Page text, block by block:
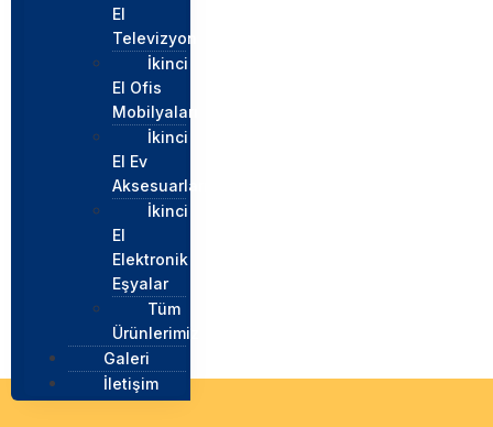
El
Televizyon
İkinci
El Ofis
Mobilyaları
İkinci
El Ev
Aksesuarları
İkinci
El
Elektronik
Eşyalar
Tüm
Ürünlerimiz
Galeri
İletişim